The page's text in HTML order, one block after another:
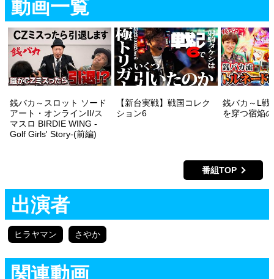
動画一覧
銭バカ～スロット ソード
アート・オンラインII/ス
マスロ BIRDIE WING -
Golf Girls' Story-(前編)
【新台実戦】戦国コレク
ション6
銭バカ～L戦
を穿つ宿焔
番組TOP
出演者
ヒラヤマン さやか
関連動画